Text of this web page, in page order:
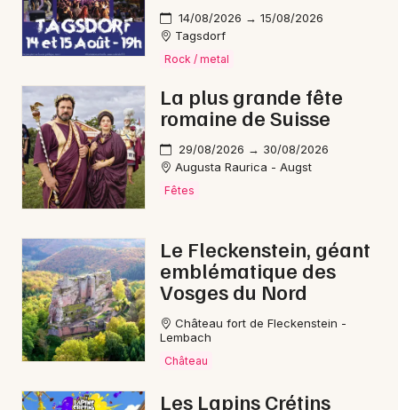
14/08/2026 → 15/08/2026
Tagsdorf
Rock / metal
La plus grande fête
romaine de Suisse
29/08/2026 → 30/08/2026
Augusta Raurica - Augst
Fêtes
Le Fleckenstein, géant
emblématique des
Vosges du Nord
Château fort de Fleckenstein -
Lembach
Château
Les Lapins Crétins